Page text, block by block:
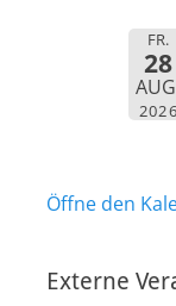
FR.
28
2026
Öffne den
Externe